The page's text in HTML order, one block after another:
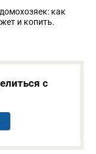
как
и копить.
с